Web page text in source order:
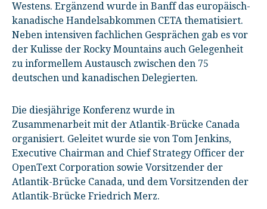
Westens. Ergänzend wurde in Banff das europäisch-
kanadische Handelsabkommen CETA thematisiert.
Neben intensiven fachlichen Gesprächen gab es vor
der Kulisse der Rocky Mountains auch Gelegenheit
zu informellem Austausch zwischen den 75
deutschen und kanadischen Delegierten.
Die diesjährige Konferenz wurde in
Zusammenarbeit mit der Atlantik-Brücke Canada
organisiert. Geleitet wurde sie von Tom Jenkins,
Executive Chairman and Chief Strategy Officer der
OpenText Corporation sowie Vorsitzender der
Atlantik-Brücke Canada, und dem Vorsitzenden der
Atlantik-Brücke Friedrich Merz.